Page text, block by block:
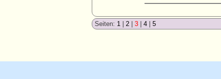
Seiten: 1 | 2 | 3 | 4 | 5